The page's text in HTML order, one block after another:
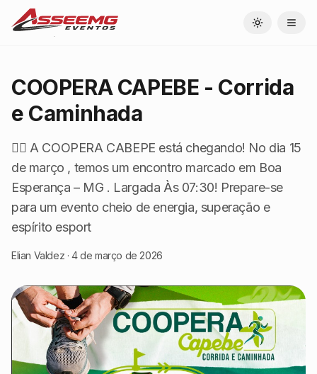
Toggle theme
COOPERA CAPEBE - Corrida
e Caminhada
🏃‍♂️ A COOPERA CABEPE está chegando! No dia 15
de março , temos um encontro marcado em Boa
Esperança – MG . Largada Às 07:30! Prepare-se
para um evento cheio de energia, superação e
espírito esport
Elian Valdez ·4 de março de 2026